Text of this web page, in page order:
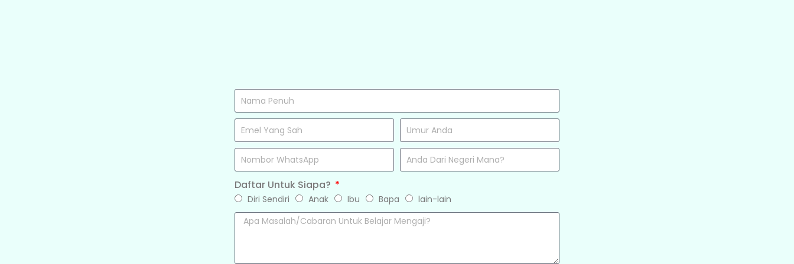
Daftar Untuk Siapa?
Diri Sendiri Anak Ibu Bapa lain-lain